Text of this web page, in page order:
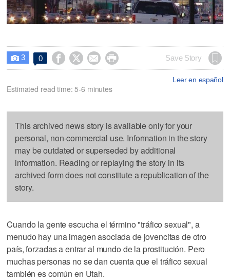
 3 0     Save Story
Leer en español
Estimated read time: 5-6 minutes
This archived news story is available only for your
personal, non-commercial use. Information in the story
may be outdated or superseded by additional
information. Reading or replaying the story in its
archived form does not constitute a republication of the
story.
Cuando la gente escucha el término "tráfico sexual", a
menudo hay una imagen asociada de jovencitas de otro
país, forzadas a entrar al mundo de la prostitución. Pero
muchas personas no se dan cuenta que el tráfico sexual
también es común en Utah.